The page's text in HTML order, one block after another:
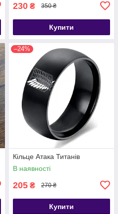
230 ₴ 350 ₴
Купити
–24%
Кільце Атака Титанів
В наявності
205 ₴ 270 ₴
Купити